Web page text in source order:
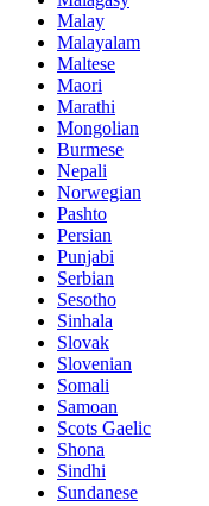
Malay
Malayalam
Maltese
Maori
Marathi
Mongolian
Burmese
Nepali
Norwegian
Pashto
Persian
Punjabi
Serbian
Sesotho
Sinhala
Slovak
Slovenian
Somali
Samoan
Scots Gaelic
Shona
Sindhi
Sundanese